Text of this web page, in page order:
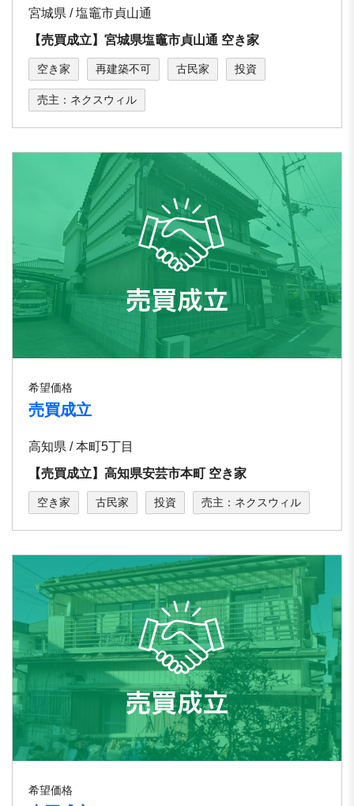
宮城県 / 塩竈市貞山通
【売買成立】宮城県塩竈市貞山通 空き家
空き家 再建築不可 古民家 投資
売主：ネクスウィル
希望価格
売買成立
高知県 / 本町5丁目
【売買成立】高知県安芸市本町 空き家
空き家 古民家 投資 売主：ネクスウィル
希望価格